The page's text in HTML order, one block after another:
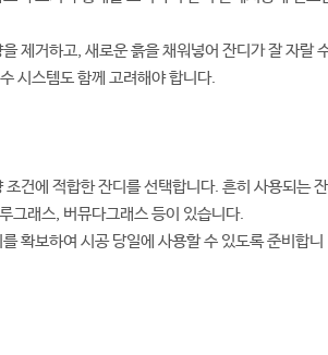
제거하고, 새로운 흙을 채워넣어 잔디가 잘 자랄
시스템도 함께 고려해야 합니다.
조건에 적합한 잔디를 선택합니다. 흔히 사용되는 잔
그래스, 버뮤다그래스 등이 있습니다.
확보하여 시공 당일에 사용할 수 있도록 준비합니